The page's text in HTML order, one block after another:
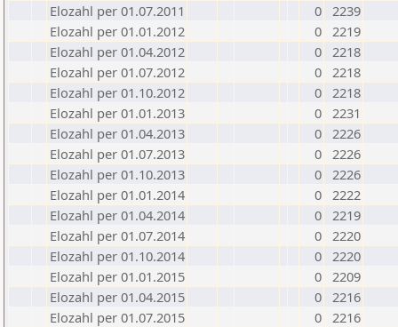
Elozahl per 01.07.2011
0 2239
Elozahl per 01.01.2012
0 2219
Elozahl per 01.04.2012
0 2218
Elozahl per 01.07.2012
0 2218
Elozahl per 01.10.2012
0 2218
Elozahl per 01.01.2013
0 2231
Elozahl per 01.04.2013
0 2226
Elozahl per 01.07.2013
0 2226
Elozahl per 01.10.2013
0 2226
Elozahl per 01.01.2014
0 2222
Elozahl per 01.04.2014
0 2219
Elozahl per 01.07.2014
0 2220
Elozahl per 01.10.2014
0 2220
Elozahl per 01.01.2015
0 2209
Elozahl per 01.04.2015
0 2216
Elozahl per 01.07.2015
0 2216